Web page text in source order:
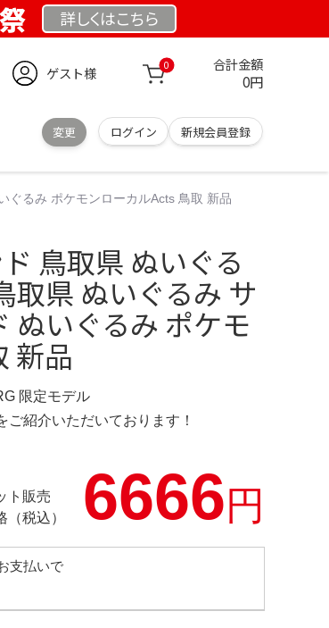
詳しくはこちら
ゲスト様 0 合計金額
0円
変更 ログイン 新規会員登録
ぐるみ ポケモンローカルActs 鳥取 新品
鳥取県 ぬいぐる
取県 ぬいぐるみ サ
ぬいぐるみ ポケモ
新品
限定モデル
紹介いただいております！
ト販売
（税込）
6666円
支払いで